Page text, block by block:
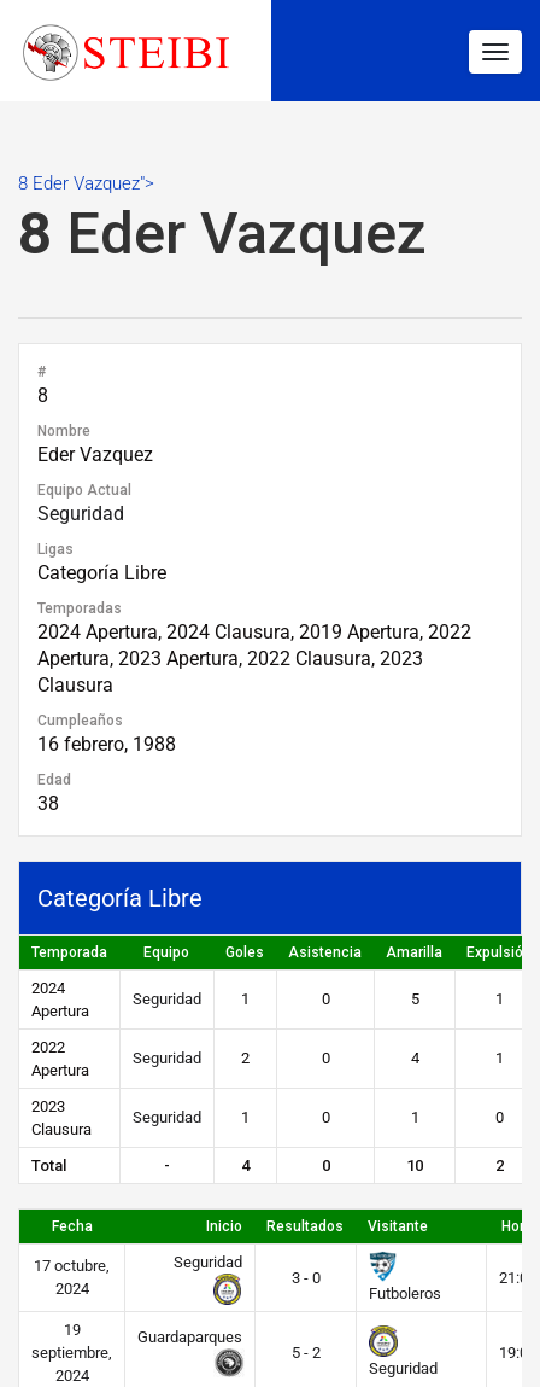
8 Eder Vazquez">
8 Eder Vazquez
#
8
Nombre
Eder Vazquez
Equipo Actual
Seguridad
Ligas
Categoría Libre
Temporadas
2024 Apertura, 2024 Clausura, 2019 Apertura, 2022
Apertura, 2023 Apertura, 2022 Clausura, 2023
Clausura
Cumpleaños
16 febrero, 1988
Edad
38
Categoría Libre
Temporada Equipo Goles Asistencia Amarilla Expulsión
2024
Apertura
Seguridad 1 0 5 1
2022
Apertura
Seguridad 2 0 4 1
2023
Clausura
Seguridad 1 0 1 0
Total - 4 0 10 2
Fecha Inicio Resultados Visitante Hora
17 octubre,
2024
Seguridad
3 - 0
Futboleros
21:00
19
septiembre,
2024
Guardaparques
5 - 2
Seguridad
19:00